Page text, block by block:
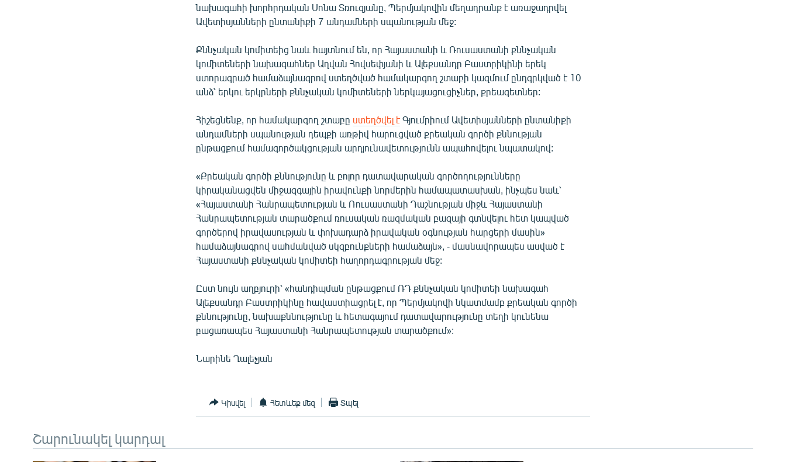
նախագահի խորհրդական Սոնա Տռուզյանը, Պերմյակովին մեղադրանք է առաջադրվել
Ավետիսյանների ընտանիքի 7 անդամների սպանության մեջ:
Քննչական կոմիտեից նաև հայտնում են, որ Հայաստանի և Ռուսաստանի քննչական
կոմիտեների նախագահներ Աղվան Հովսեփյանի և Ալեքսանդր Բաստրիկինի երեկ
ստորագրած համաձայնագրով ստեղծված համակարգող շտաբի կազմում ընդգրկված է 10
անձ՝ երկու երկրների քննչական կոմիտեների ներկայացուցիչներ, քրեագետներ:
Հիշեցնենք, որ համակարգող շտաբը ստեղծվել էԳյումրիում Ավետիսյանների ընտանիքի
անդամների սպանության դեպքի առթիվ հարուցված քրեական գործի քննության
ընթացքում համագործակցության արդյունավետությունն ապահովելու նպատակով:
«Քրեական գործի քննությունը և բոլոր դատավարական գործողությունները
կիրականացվեն միջազգային իրավունքի նորմերին համապատասխան, ինչպես նաև՝
«Հայաստանի Հանրապետության և Ռուսաստանի Դաշնության միջև Հայաստանի
Հանրապետության տարածքում ռուսական ռազմական բազայի գտնվելու հետ կապված
գործերով իրավասության և փոխադարձ իրավական օգնության հարցերի մասին»
համաձայնագրով սահմանված սկզբունքների համաձայն», - մասնավորապես ասված է
Հայաստանի քննչական կոմիտեի հաղորդագրության մեջ:
Ըստ նույն աղբյուրի՝ «հանդիպման ընթացքում ՌԴ քննչական կոմիտեի նախագահ
Ալեքսանդր Բաստրիկինը հավաստիացրել է, որ Պերմյակովի նկատմամբ քրեական գործի
քննությունը, նախաքննությունը և հետագայում դատավարությունը տեղի կունենա
բացառապես Հայաստանի Հանրապետության տարածքում»:
Նարինե Ղալեչյան
Կիսվել Հետևեք մեզ Տպել
Շարունակել կարդալ